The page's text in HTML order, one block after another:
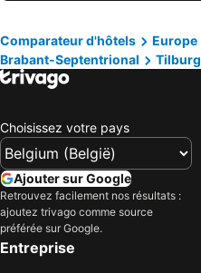
Van der Valk Hotel 's-Hertogenbosch-Vught
Klooster Nieuwkerk Goirle
A-Hotel Oosterhout
Hotel De Villa
Boutique Hotel en B&B De Zwammenberg
Hotel Brasserie Den Engel
Hotel Cafe 't Zonneke
Landgoed Huize Bergen
Hotel & Restaurant - Auberge De Hilver
Comparateur d'hôtels Europe
Brabant-Septentrional
Tilburg
Choisissez votre pays
Ajouter sur Google
Retrouvez facilement nos résultats :
ajoutez trivago comme source
préférée sur Google.
Entreprise